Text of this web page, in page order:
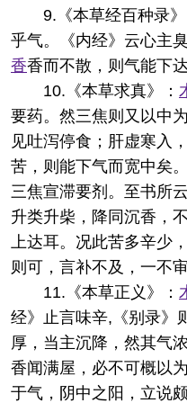
9.《本草经百种录》
乎气。《内经》云心主
香香而不散，则气能下
10.《本草求真》：
要药。然三焦则又以中
见吐泻停食；肝虚寒入
苦，则能下气而宽中矣
三焦宣滞要剂。至书所
升类升柴，降同沉香，
上达耳。况此苦多辛少
则可，言补不及，一不
11.《本草正义》：
经》止言味辛,《别录》
厚，当主沉降，然其气
香闻满屋，必不可概以
于气，阴中之阳，立说